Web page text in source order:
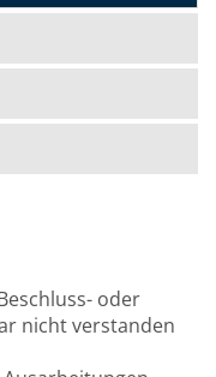
oder
nicht verstanden